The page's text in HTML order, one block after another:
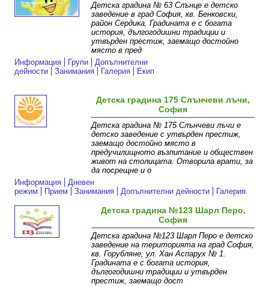
Детска градина № 63 Слънце е детско
заведение в град София, кв. Бенковски,
район Сердика. Градината е с богата
история, дългогодишни традиции и
утвърден престиж, заемащо достойно
място в пред
Информация
Групи
Допълнителни
дейности
Занимания Галерия Екип
Детска градина 175 Слънчеви лъчи,
София
Детска градина № 175 Слънчеви лъчи e
детско заведение с утвърден престиж,
заемащо достойно място в
предучилищното възпитание и обществен
живот на столицата. Отворила врати, за
да посрещне и о
Информация
Дневен
режим
Прием Занимания Допълнителни дейности Галерия
Детска градина №123 Шарл Перо,
София
Детска градина №123 Шарл Перо е детско
заведение на територията на град София,
кв. Горубляне, ул. Хан Аспарух № 1.
Градината е с богата история,
дългогодишни традиции и утвърден
престиж, заемащо дост